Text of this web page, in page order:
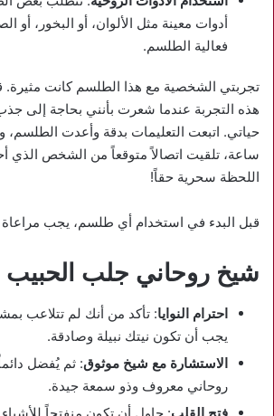
أدوات معينة مثل الألوان، أو البخور، أو
فعالية الطلسم.
تجربتي الشخصية مع هذا الطلسم كانت مثيرة.
هذه التجربة عندما شعرت بأنني بحاجة
حياتي. اتبعت التعليمات بدقة وأعدت
ساعة، تلقيت اتصالاً متوقعاً من الشخص الذي
اللحظة سحرية حقاً!
قبل البدء في استخدام أي طلسم، يجب
شيخ روحاني جلب الحبيب
احترام النوايا: تأكد من أنك لم تتلاعب
يجب أن تكون نيتك نبيلة وصادقة.
الاستشارة مع شيخ موثوق: ثم يُفضل
روحاني معروف وذو سمعة جيدة.
فتح القلب: حاول أن تكون منفتحاً